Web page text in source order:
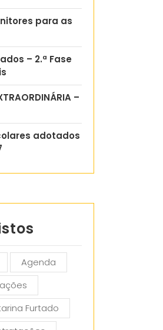
para as
– 2.ª Fase
–
adotados
Agenda
Furtado